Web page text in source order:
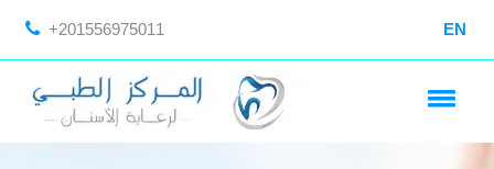
+201556975011 EN